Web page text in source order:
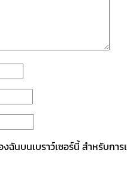
ฉันบนเบราว์เซอร์นี้ สำหรับกา